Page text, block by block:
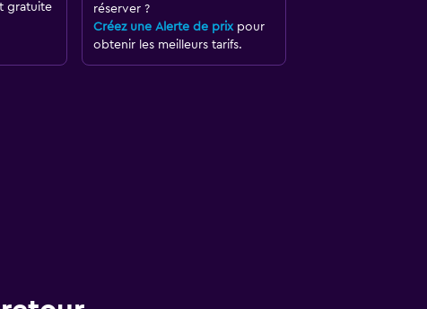
gratuite
réserver ?
Créez une Alerte de prixpour
obtenir les meilleurs tarifs.